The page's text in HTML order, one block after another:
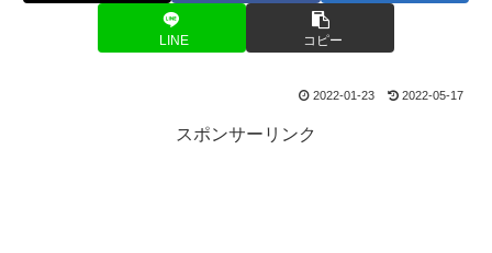
LINE コピー
2022-01-23 2022-05-17
スポンサーリンク